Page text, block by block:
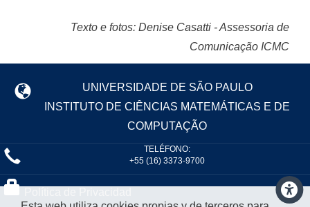
Texto e fotos: Denise Casatti - Assessoria de
Comunicação ICMC
UNIVERSIDADE DE SÃO PAULO
INSTITUTO DE CIÊNCIAS MATEMÁTICAS E DE
COMPUTAÇÃO
TELÉFONO:
+55 (16) 3373-9700